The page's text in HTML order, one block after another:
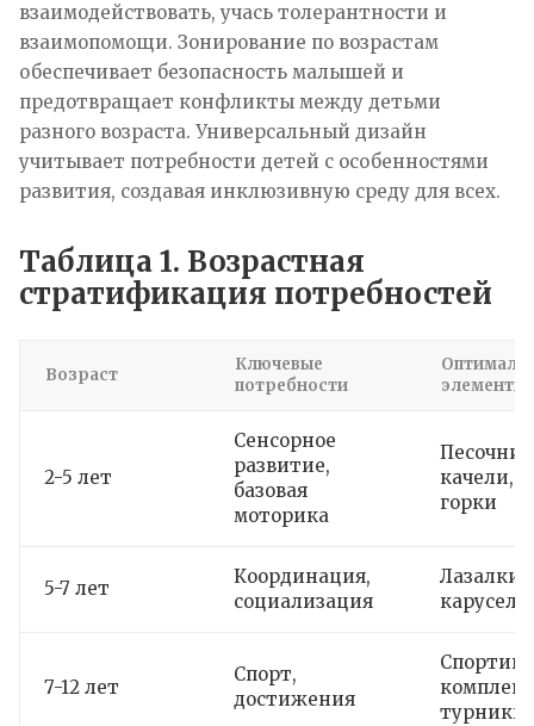
взаимодействовать, учась толерантности и
взаимопомощи. Зонирование по возрастам
обеспечивает безопасность малышей и
предотвращает конфликты между детьми
разного возраста. Универсальный дизайн
учитывает потребности детей с особенностями
развития, создавая инклюзивную среду для всех.
Таблица 1. Возрастная
стратификация потребностей
Возраст
Ключевые
потребности
элементы
2-5 лет
Сенсорное
развитие,
базовая
моторика
качели,
горки
5-7 лет
Координация,
социализация
Лазалки,
карусели
7-12 лет
Спорт,
достижения
турники